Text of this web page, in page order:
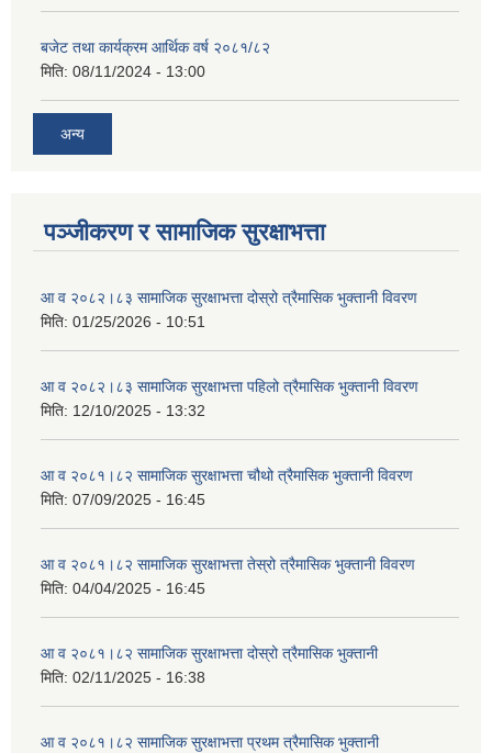
बजेट तथा कार्यक्रम आर्थिक वर्ष २०८१/८२
मिति: 08/11/2024 - 13:00
अन्य
पञ्जीकरण र सामाजिक सुरक्षाभत्ता
आ व २०८२।८३ सामाजिक सुरक्षाभत्ता दोस्रो त्रैमासिक भुक्तानी विवरण
मिति: 01/25/2026 - 10:51
आ व २०८२।८३ सामाजिक सुरक्षाभत्ता पहिलो त्रैमासिक भुक्तानी विवरण
मिति: 12/10/2025 - 13:32
आ व २०८१।८२ सामाजिक सुरक्षाभत्ता चौथो त्रैमासिक भुक्तानी विवरण
मिति: 07/09/2025 - 16:45
आ व २०८१।८२ सामाजिक सुरक्षाभत्ता तेस्रो त्रैमासिक भुक्तानी विवरण
मिति: 04/04/2025 - 16:45
आ व २०८१।८२ सामाजिक सुरक्षाभत्ता दोस्रो त्रैमासिक भुक्तानी
मिति: 02/11/2025 - 16:38
आ व २०८१।८२ सामाजिक सुरक्षाभत्ता प्रथम त्रैमासिक भुक्तानी